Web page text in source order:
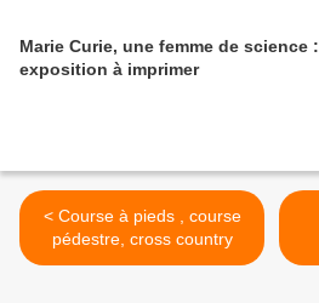
Marie Curie, une femme de science :
exposition à imprimer
< Course à pieds , course
pédestre, cross country